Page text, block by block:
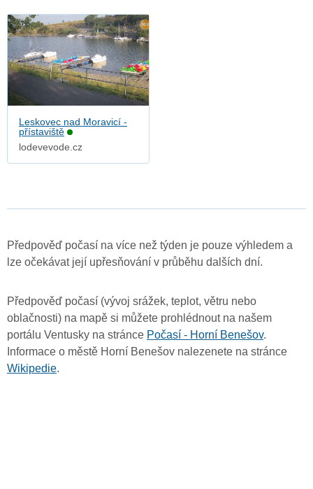
Leskovec nad Moravicí -
přístaviště
lodevevode.cz
Předpověď počasí na více než týden je pouze výhledem a
lze očekávat její upřesňování v průběhu dalších dní.
Předpověď počasí (vývoj srážek, teplot, větru nebo
oblačnosti) na mapě si můžete prohlédnout na našem
portálu Ventusky na stránce Počasí - Horní Benešov.
Informace o městě Horní Benešov nalezenete na stránce
Wikipedie.